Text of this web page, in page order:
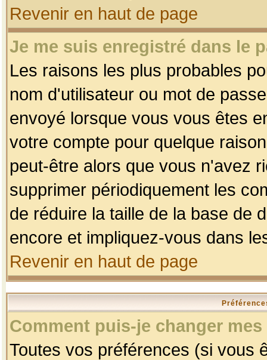
Revenir en haut de page
Je me suis enregistré dans le
Les raisons les plus probables
nom d'utilisateur ou mot de
envoyé lorsque vous vous êtes
votre compte pour quelque
peut-être alors que vous n'avez
supprimer périodiquement les
de réduire la taille de la base de
encore et impliquez-vous dans
Revenir en haut de page
Comment puis-je changer
Toutes vos préférences (si vous